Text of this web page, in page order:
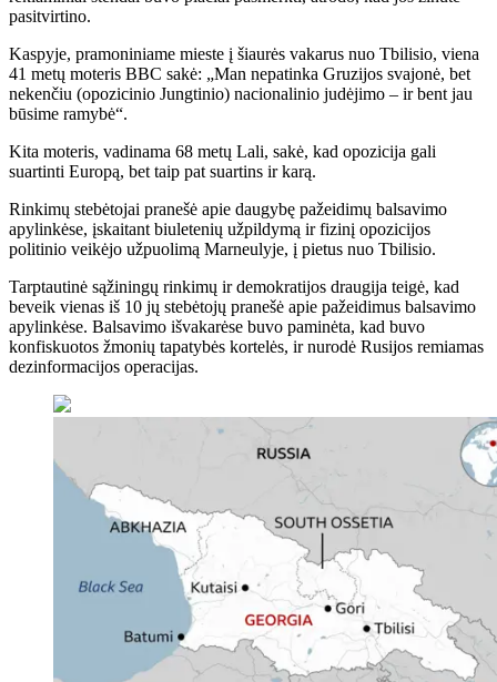
pasitvirtino.
Kaspyje, pramoniniame mieste į šiaurės vakarus nuo Tbilisio, viena
41 metų moteris BBC sakė: „Man nepatinka Gruzijos svajonė, bet
nekenčiu (opozicinio Jungtinio) nacionalinio judėjimo – ir bent jau
būsime ramybė“.
Kita moteris, vadinama 68 metų Lali, sakė, kad opozicija gali
suartinti Europą, bet taip pat suartins ir karą.
Rinkimų stebėtojai pranešė apie daugybę pažeidimų balsavimo
apylinkėse, įskaitant biuletenių užpildymą ir fizinį opozicijos
politinio veikėjo užpuolimą Marneulyje, į pietus nuo Tbilisio.
Tarptautinė sąžiningų rinkimų ir demokratijos draugija teigė, kad
beveik vienas iš 10 jų stebėtojų pranešė apie pažeidimus balsavimo
apylinkėse. Balsavimo išvakarėse buvo paminėta, kad buvo
konfiskuotos žmonių tapatybės kortelės, ir nurodė Rusijos remiamas
dezinformacijos operacijas.